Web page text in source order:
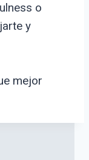
o
y
mejor